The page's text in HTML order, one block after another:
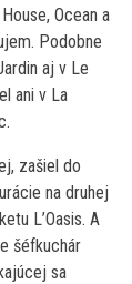
Ocean a
Podobne
aj v Le
ani v La
zašiel do
na druhej
L’Oasis. A
šéfkuchár
sa